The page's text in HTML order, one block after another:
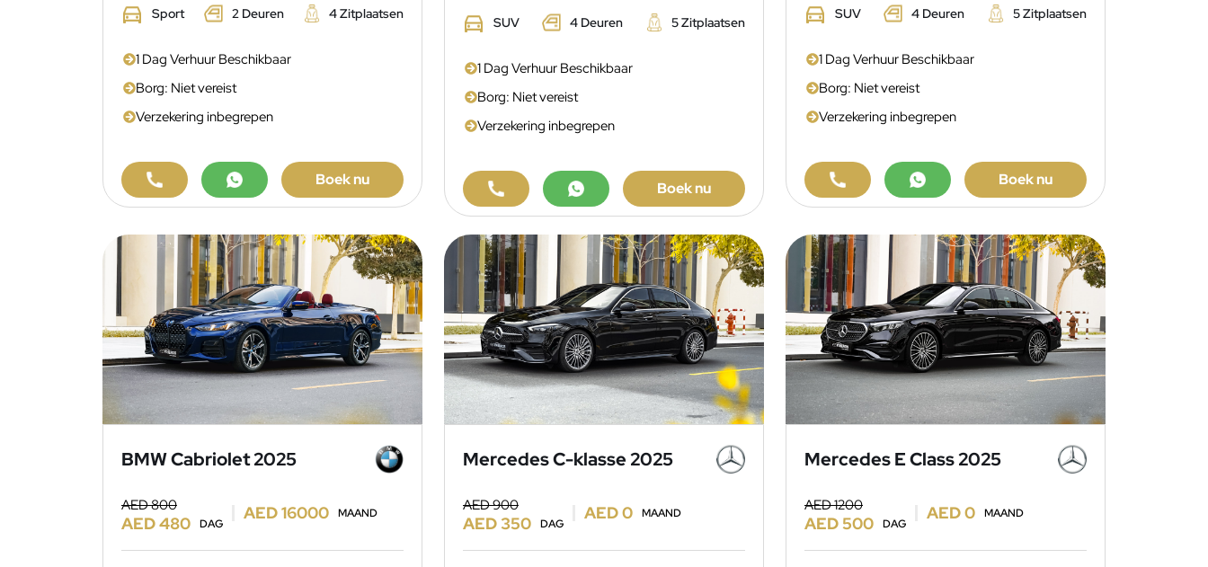
Sport 2 Deuren 4 Zitplaatsen
1 Dag Verhuur Beschikbaar
Borg: Niet vereist
Verzekering inbegrepen
Boek nu
SUV 4 Deuren 5 Zitplaatsen
1 Dag Verhuur Beschikbaar
Borg: Niet vereist
Verzekering inbegrepen
Boek nu
SUV 4 Deuren 5 Zitplaatsen
1 Dag Verhuur Beschikbaar
Borg: Niet vereist
Verzekering inbegrepen
Boek nu
BMW Cabriolet 2025
AED 800
AED 480 DAG
AED 16000 MAAND
Mercedes C-klasse 2025
AED 900
AED 350 DAG
AED 0 MAAND
Mercedes E Class 2025
AED 1200
AED 500 DAG
AED 0 MAAND